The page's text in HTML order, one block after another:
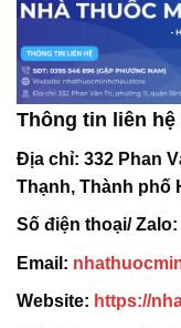
Thông tin liên hệ
Địa chỉ: 332 Phan
Thạnh, Thành phố
Số điện thoại/ Zalo:
Email:
Website: https://